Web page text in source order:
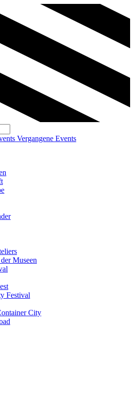
Vergangene Events
Museen
Festival
City